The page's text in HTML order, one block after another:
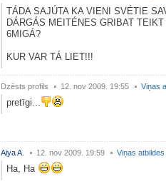
TÁDA SAJÚTA KA VIENI SVÉTIE
DÁRGÁS MEITÉNES GRIBAT
6MIGÁ?
KUR VAR TÁ LIET!!!
Dzēsts profils 12. nov 2009. 19:55 Viņas
pretīgi...
Aiya A. 12. nov 2009. 19:59 Viņas atbildes
Ha, Ha